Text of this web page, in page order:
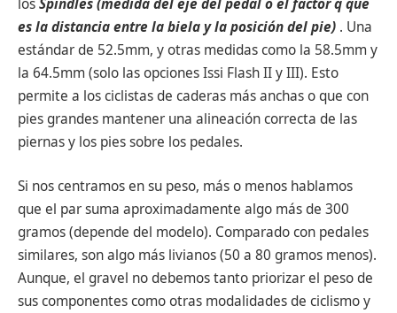
losSpindles (medida del eje del pedal o el factor q que
es la distancia entre la biela y la posición del pie) . Una
estándar de 52.5mm, y otras medidas como la 58.5mm y
la 64.5mm (solo las opciones Issi Flash II y III). Esto
permite a los ciclistas de caderas más anchas o que con
pies grandes mantener una alineación correcta de las
piernas y los pies sobre los pedales.
Si nos centramos en su peso, más o menos hablamos
que el par suma aproximadamente algo más de 300
gramos (depende del modelo). Comparado con pedales
similares, son algo más livianos (50 a 80 gramos menos).
Aunque, el gravel no debemos tanto priorizar el peso de
sus componentes como otras modalidades de ciclismo y